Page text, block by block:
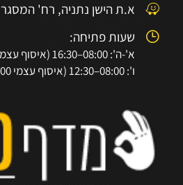
א.ת הישן נתניה, רח' המסגר 11
שעות פתיחה:
א'-ה': 08:00–16:30 (איסוף עצמי 08:00–15:30)
ו': 08:00–12:30 (איסוף עצמי 08:00–12:00)